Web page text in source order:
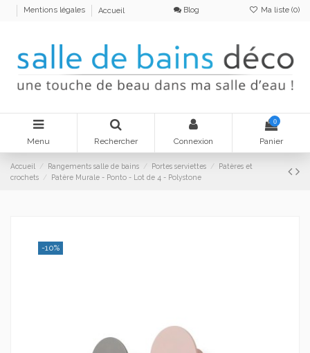
Mentions légales Accueil Blog Ma liste (0)
Menu Rechercher Connexion
0
Panier
Accueil Rangements salle de bains Portes serviettes
Patères et
crochets
Patère Murale - Ponto - Lot de 4 - Polystone
-10%